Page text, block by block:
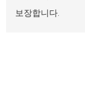
보장합니다.